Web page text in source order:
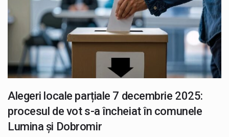
Alegeri locale parțiale 7 decembrie 2025:
procesul de vot s-a încheiat în comunele
Lumina și Dobromir